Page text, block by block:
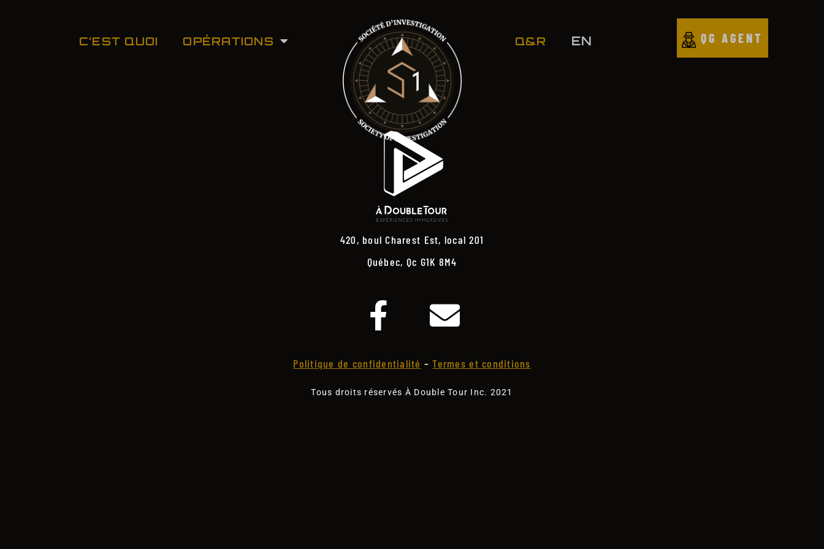
C’EST QUOI OPÉRATIONS Q&R EN QG AGENT
420, boul Charest Est, local 201
Québec, Qc G1K 8M4
Politique de confidentialité –Termes et conditions
Tous droits réservés À Double Tour Inc. 2021